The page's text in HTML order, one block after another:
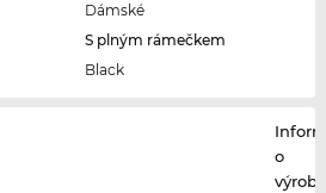
Dámské
S plným rámečkem
Black
o